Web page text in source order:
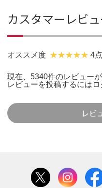
カスタマーレビ
オススメ度 4点
現在、5340件のレビュー
レビューを投稿するには
レビ